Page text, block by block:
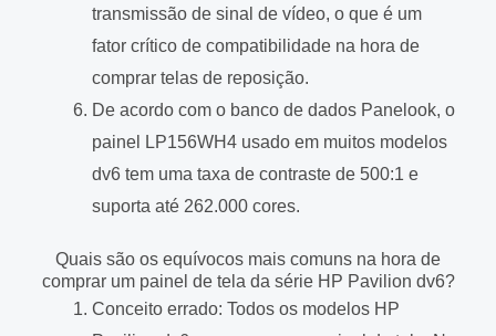
transmissão de sinal de vídeo, o que é um
fator crítico de compatibilidade na hora de
comprar telas de reposição.
De acordo com o banco de dados Panelook, o
painel LP156WH4 usado em muitos modelos
dv6 tem uma taxa de contraste de 500:1 e
suporta até 262.000 cores.
Quais são os equívocos mais comuns na hora de
comprar um painel de tela da série HP Pavilion dv6?
Conceito errado: Todos os modelos HP